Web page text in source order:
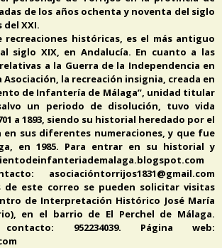
de los años ochenta y noventa del siglo
del XXI.
recreaciones históricas, es el más antiguo
siglo XIX, en Andalucía. En cuanto a las
a la Guerra de la Independencia en
la recreación insignia, creada en
de Infantería de Málaga”, unidad titular
un periodo de disolución, tuvo vida
a 1893, siendo su historial heredado por el
en sus diferentes numeraciones, y que fue
en 1985. Para entrar en su historial y
asociacióntorrijos1831@gmail.com
de este correo se pueden solicitar visitas
de Interpretación Histórico José María
en el barrio de El Perchel de Málaga.
952234039. Página web: